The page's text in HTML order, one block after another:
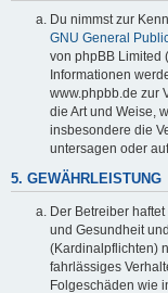
Du nimmst zur
GNU General
von phpBB Limited
Informationen
www.phpbb.de zur
die Art und Weise,
insbesondere die
untersagen oder
5. GEWÄHRLEISTUNG
Der Betreiber
und Gesundheit
(Kardinalpflichten)
fahrlässiges
Folgeschäden wie